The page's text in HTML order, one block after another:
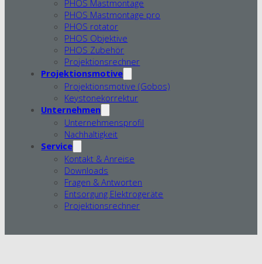
PHOS Mastmontage
PHOS Mastmontage pro
PHOS rotator
PHOS Objektive
PHOS Zubehör
Projektionsrechner
Projektionsmotive
Projektionsmotive (Gobos)
Keystonekorrektur
Unternehmen
Unternehmensprofil
Nachhaltigkeit
Service
Kontakt & Anreise
Downloads
Fragen & Antworten
Entsorgung Elektrogeräte
Projektionsrechner